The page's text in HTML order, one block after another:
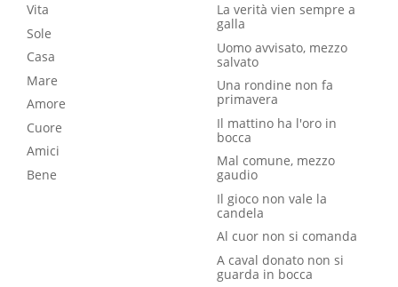
Vita
Sole
Casa
Mare
Amore
Cuore
Amici
Bene
La verità vien sempre a
galla
Uomo avvisato, mezzo
salvato
Una rondine non fa
primavera
Il mattino ha l'oro in
bocca
Mal comune, mezzo
gaudio
Il gioco non vale la
candela
Al cuor non si comanda
A caval donato non si
guarda in bocca